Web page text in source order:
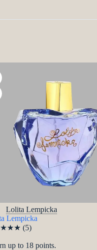
Lolita Lempicka
Lempicka
★★★ (5)
up to 18 points.